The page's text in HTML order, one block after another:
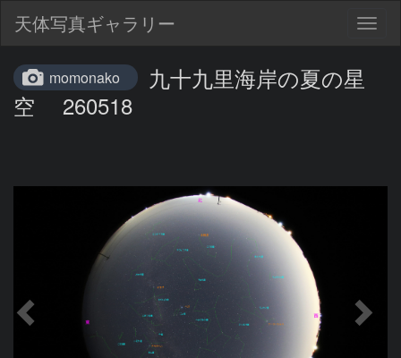
天体写真ギャラリー
momonako
九十九里海岸の夏の星
空 260518